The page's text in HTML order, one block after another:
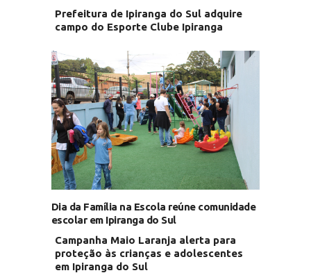
Prefeitura de Ipiranga do Sul adquire
campo do Esporte Clube Ipiranga
Dia da Família na Escola reúne comunidade
escolar em Ipiranga do Sul
Campanha Maio Laranja alerta para
proteção às crianças e adolescentes
em Ipiranga do Sul